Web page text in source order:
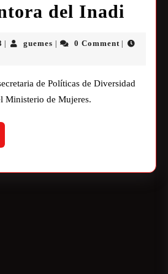
del Inadi
guemes 0 Comment
de Políticas de Diversidad
Ministerio de Mujeres.